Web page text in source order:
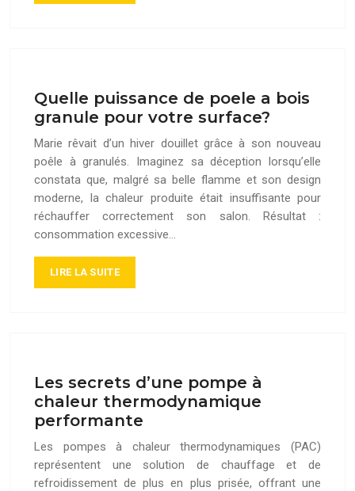
Quelle puissance de poele a bois
granule pour votre surface?
Marie rêvait d’un hiver douillet grâce à son nouveau
poêle à granulés. Imaginez sa déception lorsqu’elle
constata que, malgré sa belle flamme et son design
moderne, la chaleur produite était insuffisante pour
réchauffer correctement son salon. Résultat :
consommation excessive…
LIRE LA SUITE
Les secrets d’une pompe à
chaleur thermodynamique
performante
Les pompes à chaleur thermodynamiques (PAC)
représentent une solution de chauffage et de
refroidissement de plus en plus prisée, offrant une